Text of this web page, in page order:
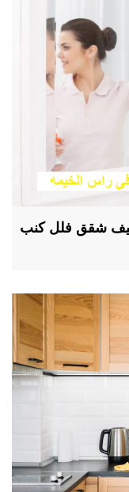
شقق فلل كنب